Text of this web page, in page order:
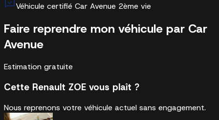
Véhicule certifié Car Avenue 2ème vie
Faire reprendre mon véhicule par Car
Avenue
Estimation gratuite
Cette Renault ZOE vous plaît ?
Nous reprenons votre véhicule actuel sans engagement.